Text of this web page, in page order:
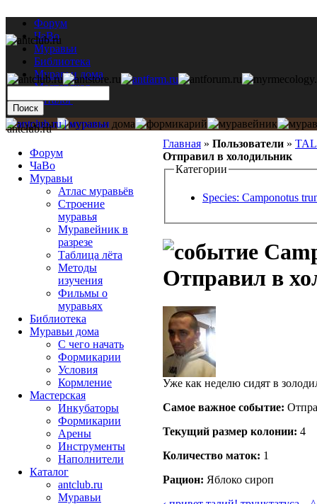
Форум
ЧаВо
Муравьи
Библиотека
Муравьи дома
Мастерская
Каталог
Главная » Пользователи »
Отправил в холодильник
Категории
Species: Camponotus
Отправил в
Уже как неделю сидят в
Самое важное событие:
Текущий размер кoлонии: 4
Количество маток: 1
Рацион: Яблоко сироп
antclub.ru
Форум
ЧаВо
Муравьи
Атлас муравьёв
Строение
муравья
Муравейник в
разрезе
Таблица лёта
Методы
изучения
Фильмы о
муравьях
Библиотека
Муравьи дома
С чего начать
Формикарии
Условия
Кормление
Мастерская
Инкубаторы
Формикарии
Арены
Инструменты
Наполнители
Каталог
antclub.ru
Муравьи